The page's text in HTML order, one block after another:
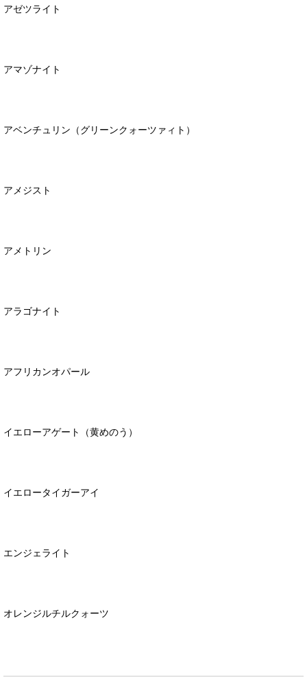
アゼツライト
アマゾナイト
アベンチュリン（グリーンクォーツァィト）
アメジスト
アメトリン
アラゴナイト
アフリカンオパール
イエローアゲート（黄めのう）
イエロータイガーアイ
エンジェライト
オレンジルチルクォーツ